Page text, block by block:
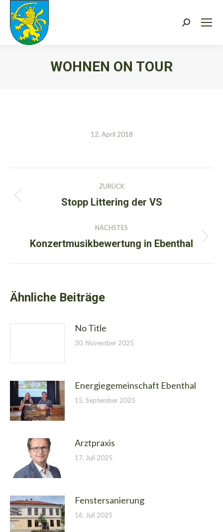
Search:
WOHNEN ON TOUR
12. April 2018
Kommentarnavigation
ZURÜCK
Vorheriger
Stopp Littering der VS
NÄCHSTES
Nächster
Konzertmusikbewertung in Ebenthal
Ähnliche Beiträge
No Title
30. November 2025
Energiegemeinschaft Ebenthal
15. September 2025
Arztpraxis
17. Juli 2025
Fenstersanierung
16. Juli 2025